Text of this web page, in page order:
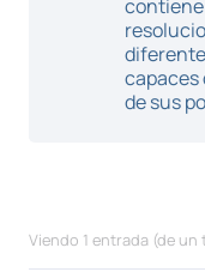
contiene
capaces
de sus
Viendo 1 entrada (de un